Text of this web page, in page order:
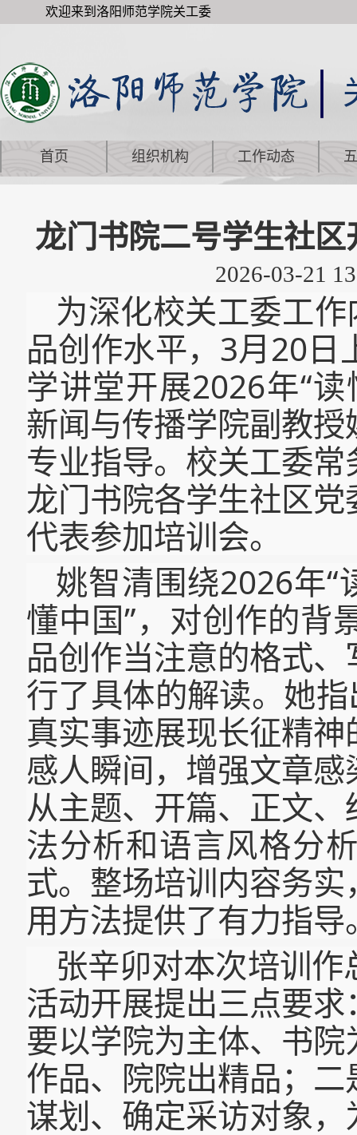
欢迎来到洛阳师范学院关工委
首页 组织机构 工作动态
龙门书院二号学生社
2026-03-21
为深化校关工委工
品创作水平，3月20日
学讲堂开展2026年“
新闻与传播学院副教
专业指导。校关工委
龙门书院各学生社区
代表参加培训会。
姚智清围绕2026年“
懂中国”，对创作的背
品创作当注意的格式
行了具体的解读。她
真实事迹展现长征精
感人瞬间，增强文章
从主题、开篇、正文
法分析和语言风格分
式。整场培训内容务
用方法提供了有力指导
张辛卯对本次培训作
活动开展提出三点要
要以学院为主体、书
作品、院院出精品；
谋划、确定采访对象